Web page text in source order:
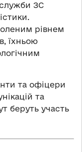
служби ЗС
рівнем
їхньою
та офіцери
та
беруть участь